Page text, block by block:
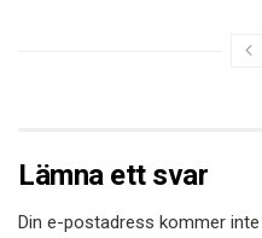
Lämna ett svar
Din e-postadress kommer inte